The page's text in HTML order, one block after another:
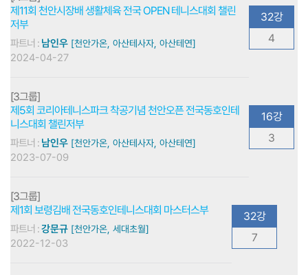
제11회 천안시장배 생활체육 전국 OPEN 테니스대회 챌린
저부
파트너 : 남인우 [천안가온, 아산테사자, 아산테연]
2024-04-27
32강
4
[3그룹]
제5회 코리아테니스파크 착공기념 천안오픈 전국동호인테
니스대회 챌린저부
파트너 : 남인우 [천안가온, 아산테사자, 아산테연]
2023-07-09
16강
3
[3그룹]
제1회 보령김배 전국동호인테니스대회 마스터스부
파트너 :강문규 [천안가온, 세대초월]
2022-12-03
32강
7